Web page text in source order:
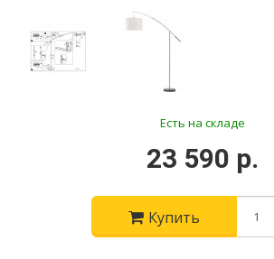
Есть на складе
23 590 р.
Купить